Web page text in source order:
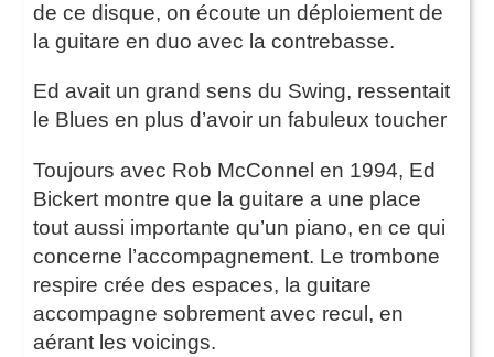
de ce disque, on écoute un déploiement de
la guitare en duo avec la contrebasse.
Ed avait un grand sens du Swing, ressentait
le Blues en plus d’avoir un fabuleux toucher
Toujours avec Rob McConnel en 1994, Ed
Bickert montre que la guitare a une place
tout aussi importante qu’un piano, en ce qui
concerne l’accompagnement. Le trombone
respire crée des espaces, la guitare
accompagne sobrement avec recul, en
aérant les voicings.